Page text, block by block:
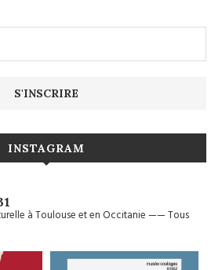
INSTAGRAM
à Toulouse et en Occitanie——Tous